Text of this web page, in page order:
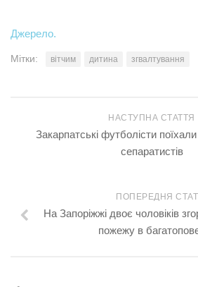
Джерело.
Мітки: вітчим дитина згвалтування
НАСТУПНА СТАТТЯ
Закарпатські футболісти поїхали
сепаратистів
ПОПЕРЕДНЯ
На Запоріжжі двоє чоловіків
пожежу в